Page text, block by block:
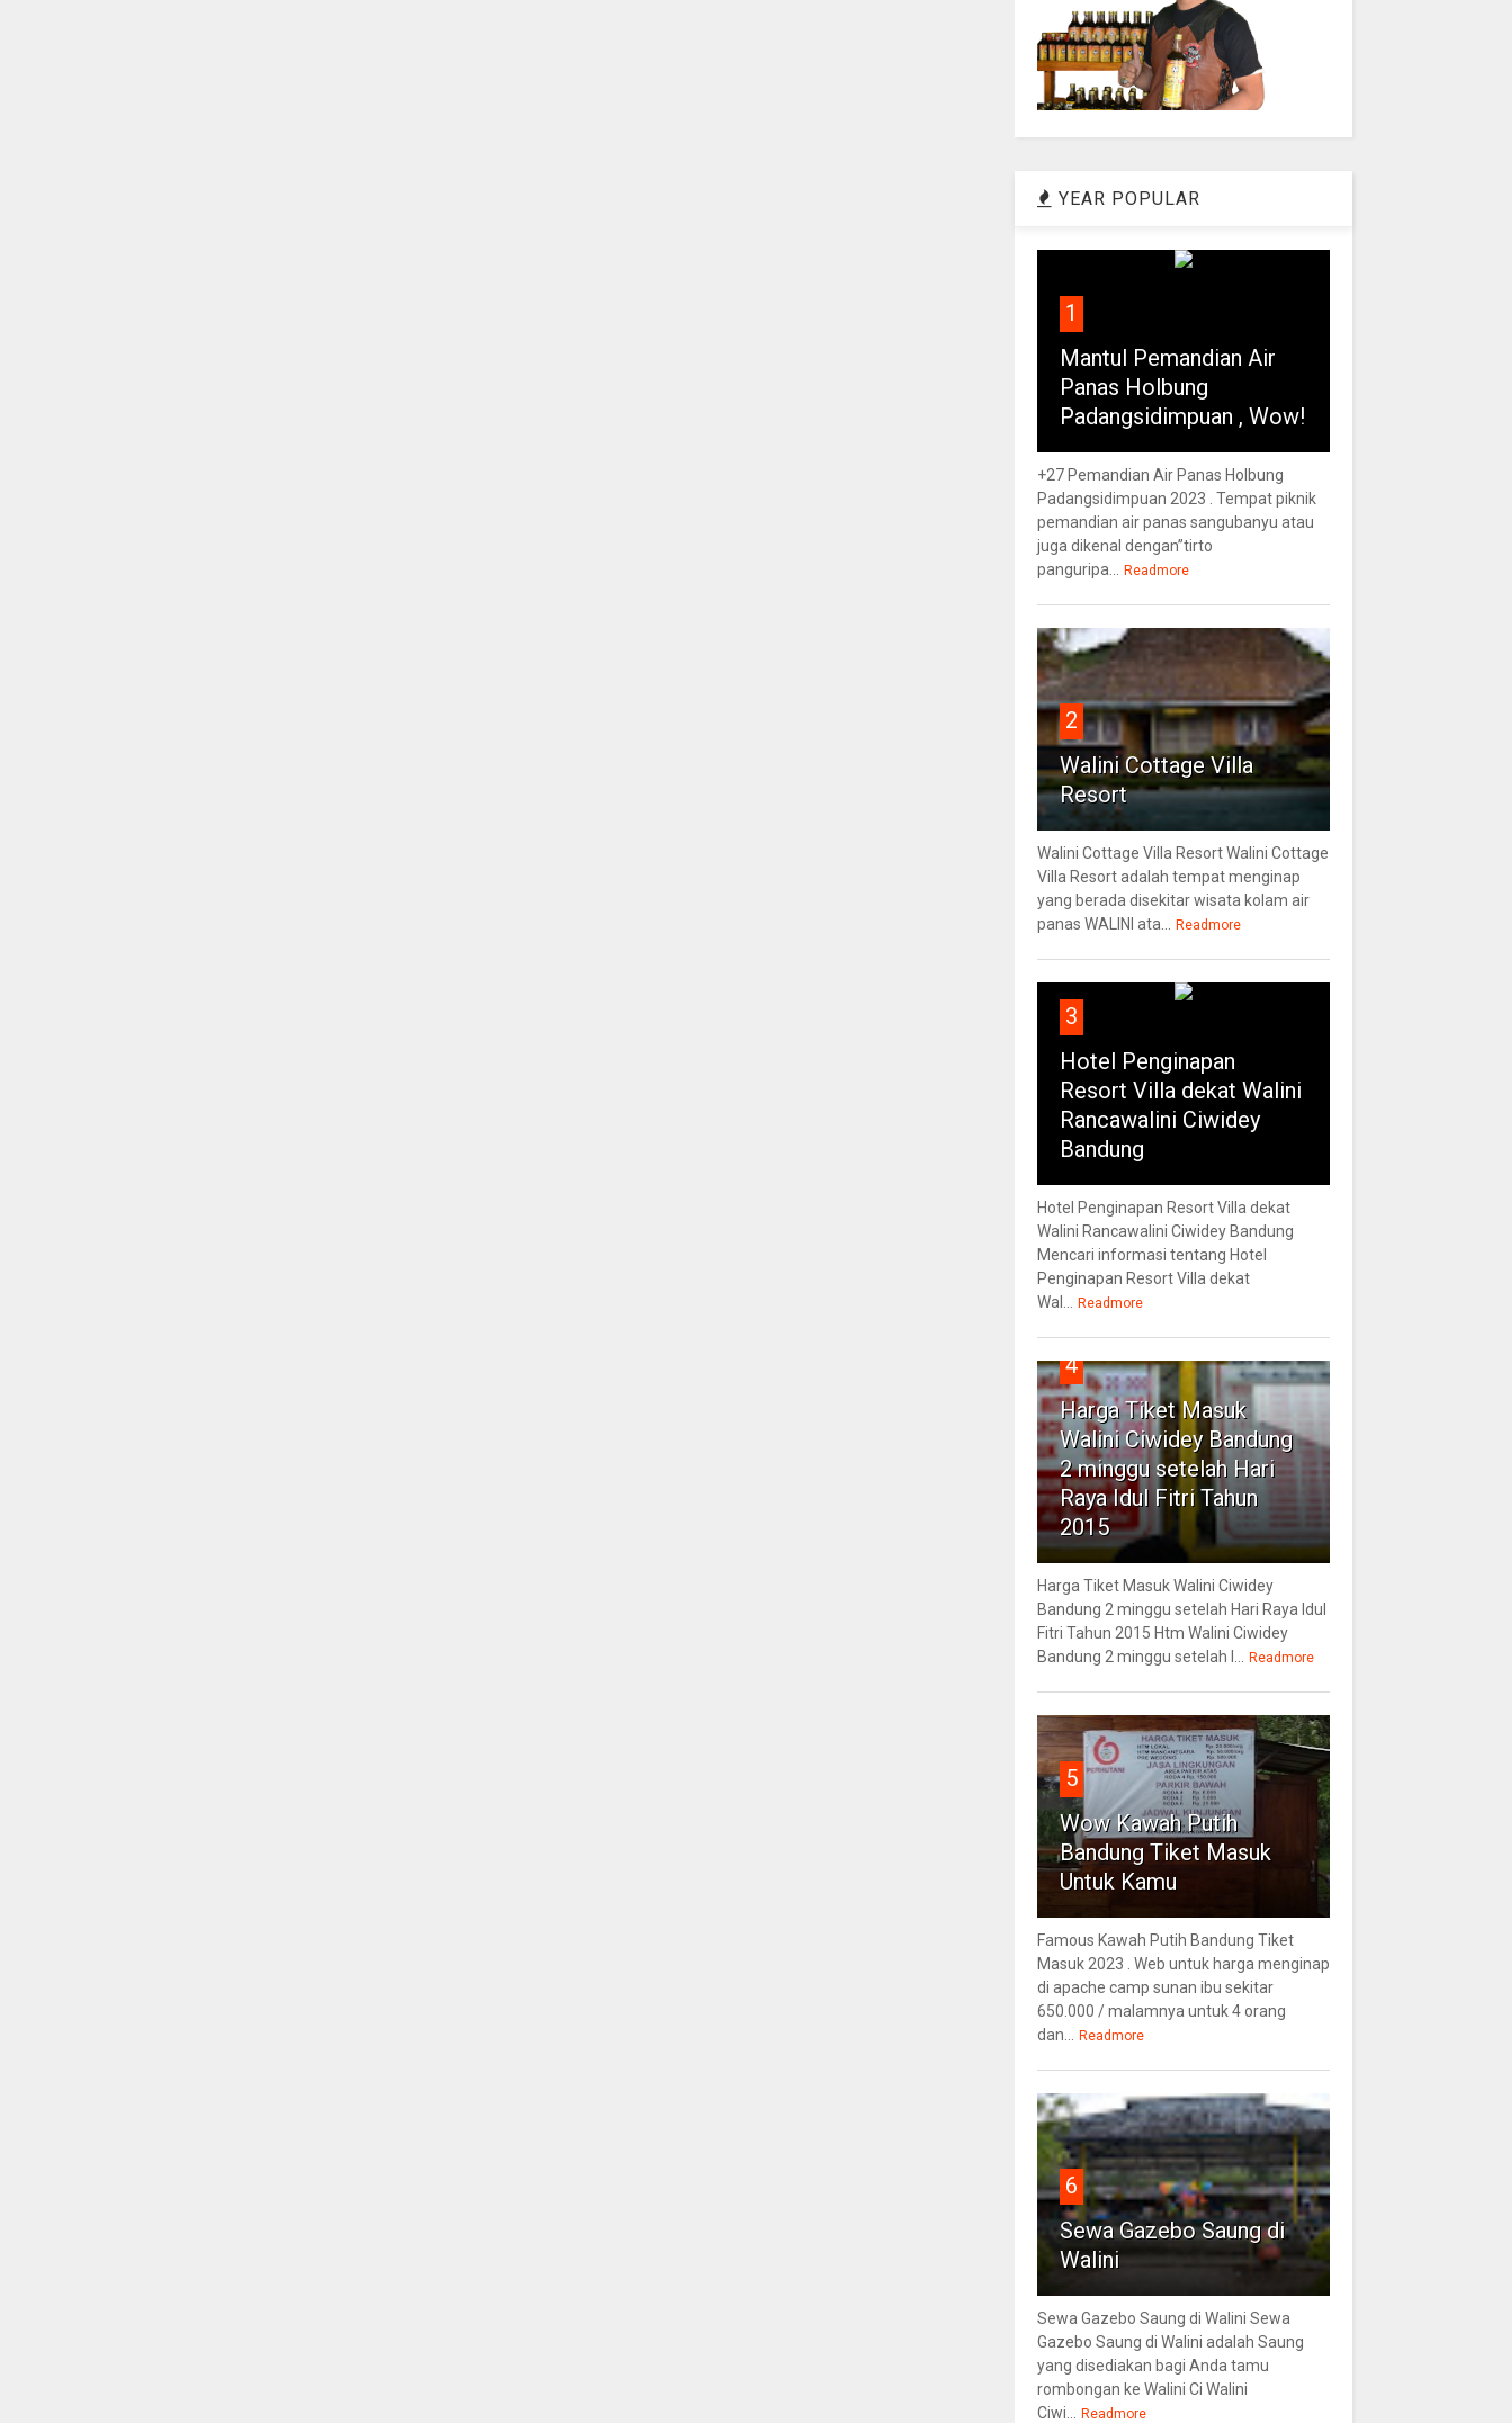
YEAR POPULAR
1
Mantul Pemandian Air
Panas Holbung
Padangsidimpuan , Wow!
+27 Pemandian Air Panas Holbung
Padangsidimpuan 2023 . Tempat piknik
pemandian air panas sangubanyu atau
juga dikenal dengan”tirto
panguripa... Readmore
2
Walini Cottage Villa
Resort
Walini Cottage Villa Resort Walini Cottage
Villa Resort adalah tempat menginap
yang berada disekitar wisata kolam air
panas WALINI ata... Readmore
3
Hotel Penginapan
Resort Villa dekat Walini
Rancawalini Ciwidey
Bandung
Hotel Penginapan Resort Villa dekat
Walini Rancawalini Ciwidey Bandung
Mencari informasi tentang Hotel
Penginapan Resort Villa dekat
Wal... Readmore
4
Harga Tiket Masuk
Walini Ciwidey Bandung
2 minggu setelah Hari
Raya Idul Fitri Tahun
2015
Harga Tiket Masuk Walini Ciwidey
Bandung 2 minggu setelah Hari Raya Idul
Fitri Tahun 2015 Htm Walini Ciwidey
Bandung 2 minggu setelah l... Readmore
5
Wow Kawah Putih
Bandung Tiket Masuk
Untuk Kamu
Famous Kawah Putih Bandung Tiket
Masuk 2023 . Web untuk harga menginap
di apache camp sunan ibu sekitar
650.000 / malamnya untuk 4 orang
dan... Readmore
6
Sewa Gazebo Saung di
Walini
Sewa Gazebo Saung di Walini Sewa
Gazebo Saung di Walini adalah Saung
yang disediakan bagi Anda tamu
rombongan ke Walini Ci Walini
Ciwi... Readmore